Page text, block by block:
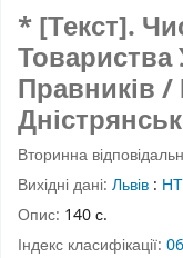
* [Текст].
Товариства
Правників /
Вторинна
Вихідні дані: Львів :
Опис: 140 с.
Індекс класифікації: